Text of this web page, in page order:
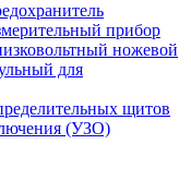
прибор
ножевой
для
щитов
(УЗО)